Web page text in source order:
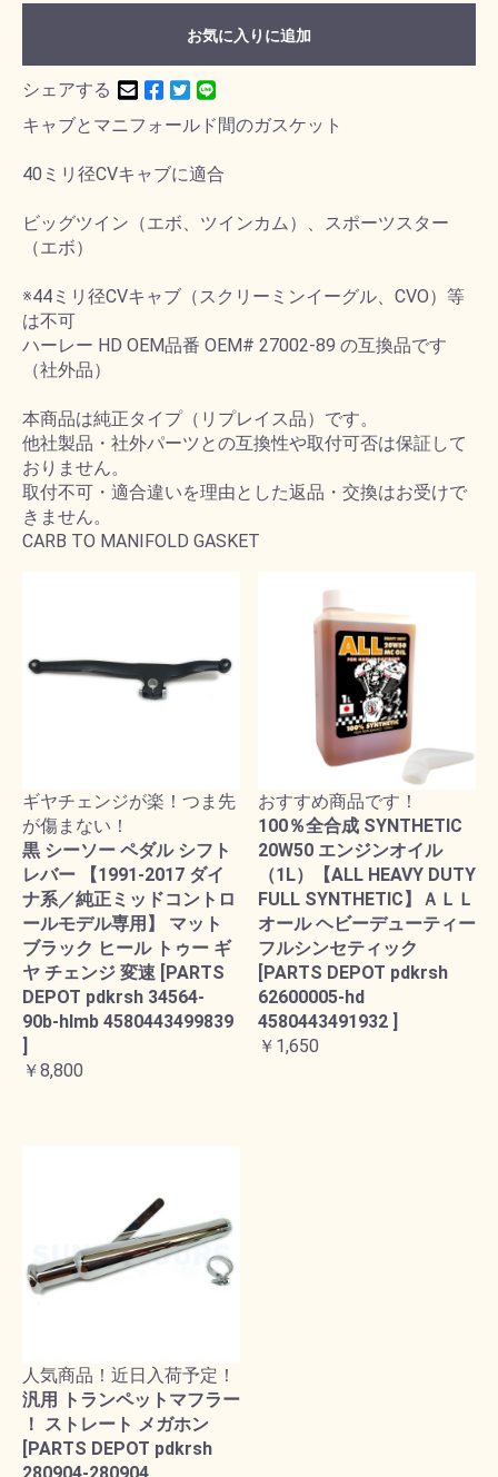
お気に入りに追加
シェアする
キャブとマニフォールド間のガスケット
40ミリ径CVキャブに適合
ビッグツイン（エボ、ツインカム）、スポーツスター
（エボ）
※44ミリ径CVキャブ（スクリーミンイーグル、CVO）等
は不可
ハーレー HD OEM品番 OEM# 27002-89 の互換品です
（社外品）
本商品は純正タイプ（リプレイス品）です。
他社製品・社外パーツとの互換性や取付可否は保証して
おりません。
取付不可・適合違いを理由とした返品・交換はお受けで
きません。
CARB TO MANIFOLD GASKET
ギヤチェンジが楽！つま先
が傷まない！
黒 シーソー ペダル シフト
レバー 【1991-2017 ダイ
ナ系／純正ミッドコントロ
ールモデル専用】 マット
ブラック ヒール トゥー ギ
ヤ チェンジ 変速 [PARTS
DEPOT pdkrsh 34564-
90b-hlmb 4580443499839
]
￥8,800
おすすめ商品です！
100％全合成 SYNTHETIC
20W50 エンジンオイル
（1L）【ALL HEAVY DUTY
FULL SYNTHETIC】ＡＬＬ
オール ヘビーデューティー
フルシンセティック
[PARTS DEPOT pdkrsh
62600005-hd
4580443491932 ]
￥1,650
人気商品！近日入荷予定！
汎用 トランペットマフラー
！ ストレート メガホン
[PARTS DEPOT pdkrsh